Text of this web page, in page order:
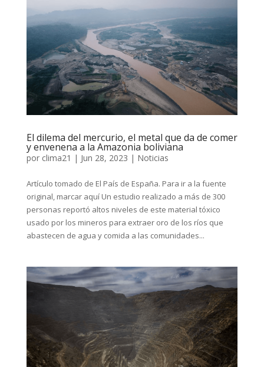
El dilema del mercurio, el metal que da de comer
y envenena a la Amazonia boliviana
por clima21 | Jun 28, 2023 | Noticias
Artículo tomado de El País de España. Para ir a la fuente
original, marcar aquí Un estudio realizado a más de 300
personas reportó altos niveles de este material tóxico
usado por los mineros para extraer oro de los ríos que
abastecen de agua y comida a las comunidades...